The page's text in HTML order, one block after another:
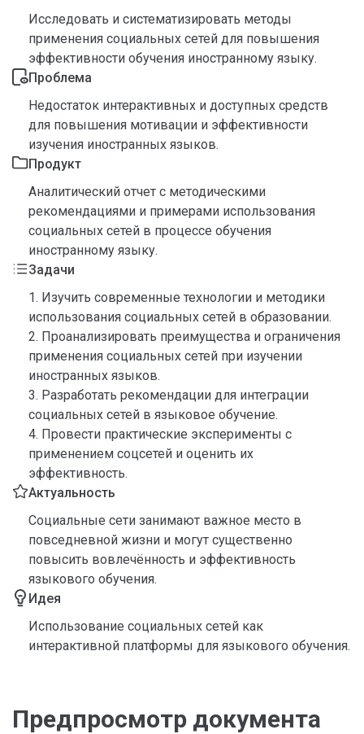
Исследовать и систематизировать методы
применения социальных сетей для повышения
эффективности обучения иностранному языку.
Проблема
Недостаток интерактивных и доступных средств
для повышения мотивации и эффективности
изучения иностранных языков.
Продукт
Аналитический отчет с методическими
рекомендациями и примерами использования
социальных сетей в процессе обучения
иностранному языку.
Задачи
1. Изучить современные технологии и методики
использования социальных сетей в образовании.
2. Проанализировать преимущества и ограничения
применения социальных сетей при изучении
иностранных языков.
3. Разработать рекомендации для интеграции
социальных сетей в языковое обучение.
4. Провести практические эксперименты с
применением соцсетей и оценить их
эффективность.
Актуальность
Социальные сети занимают важное место в
повседневной жизни и могут существенно
повысить вовлечённость и эффективность
языкового обучения.
Идея
Использование социальных сетей как
интерактивной платформы для языкового обучения.
Предпросмотр документа